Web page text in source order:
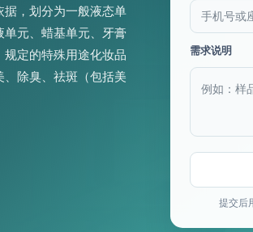
，划分为一般液态单
元、蜡基单元、牙膏
定的特殊用途化妆品
除臭、祛斑（包括美
需求说明
提交后